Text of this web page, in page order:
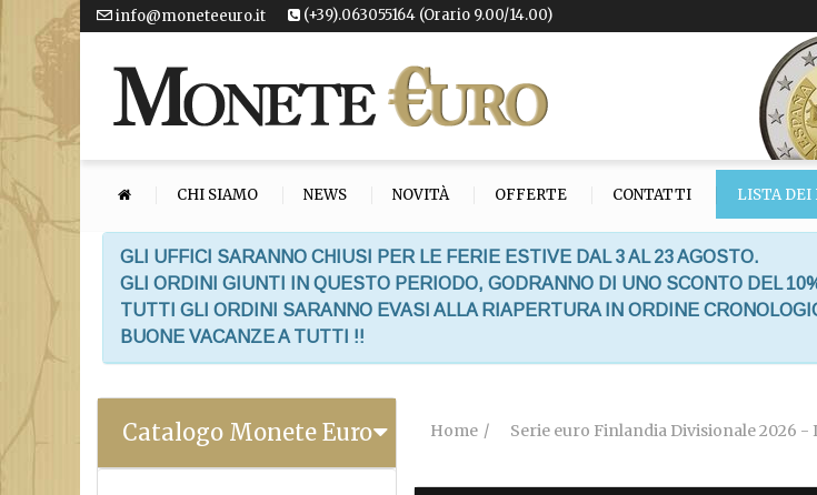
info@moneteeuro.it (+39).063055164 (Orario 9.00/14.00)
CHI SIAMO NEWS NOVITÀ OFFERTE CONTATTI LISTA DEI
GLI UFFICI SARANNO CHIUSI PER LE FERIE ESTIVE DAL 3 AL 23 AGOSTO.
GLI ORDINI GIUNTI IN QUESTO PERIODO, GODRANNO DI UNO SCONTO DEL
TUTTI GLI ORDINI SARANNO EVASI ALLA RIAPERTURA IN ORDINE
BUONE VACANZE A TUTTI !!
Catalogo Monete Euro Home Serie euro Finlandia Divisionale 2026 -